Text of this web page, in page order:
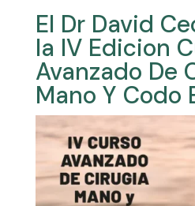
El Dr David
la IV Edicion
Avanzado De
Mano Y Codo